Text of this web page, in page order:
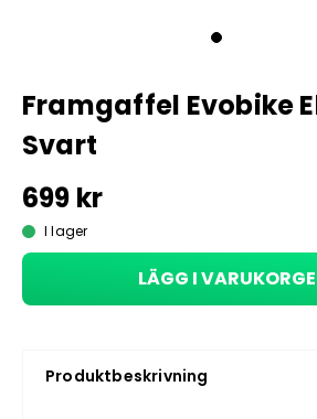
Framgaffel Evobike
Svart
699 kr
I lager
LÄGG I
Produktbeskrivning